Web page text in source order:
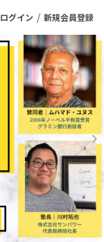
ログイン / 新規会員登録